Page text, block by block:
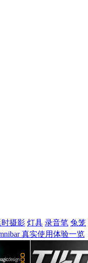
时摄影 灯具 录音笔 兔笼
真实使用体验一览